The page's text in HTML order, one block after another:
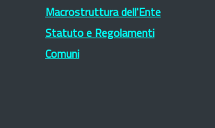
Macrostruttura dell'Ente
Statuto e Regolamenti
Comuni